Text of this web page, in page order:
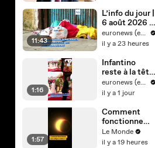
11:43
L’info du jour |
6 août 2026 -
Mi-journéeeuronews (en français)
il y a 23 heures
1:16
Infantino
reste à la tête
de la FIFA
après une
crise
euronews (en français)
il y a 1 jour
1:57
Comment
fonctionne
une éclipse
solaire ?
Le Monde
il y a 19 heures